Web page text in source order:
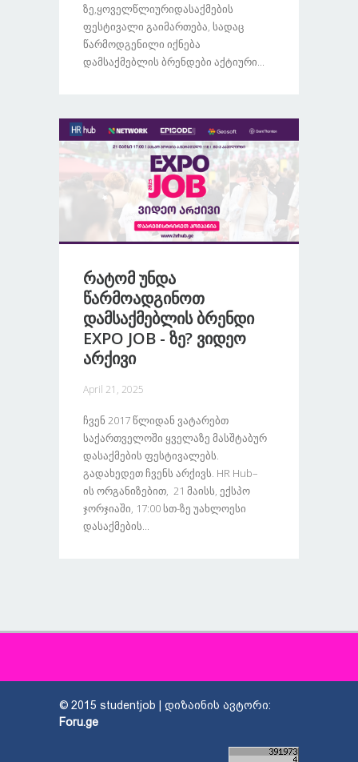
Ზე,ყოველწლიურიდასაქმების
Ფესტივალი Გაიმართება, Სადაც
Წარმოდგენილი Იქნება
Დამსაქმებლის Ბრენდები Აქტიური...
Რატომ Უნდა
Წარმოადგინოთ
Დამსაქმებლის Ბრენდი
EXPO JOB - Ზე? Ვიდეო
Არქივი
April 21, 2025
Ჩვენ 2017 Წლიდან Ვატარებთ
Საქართველოში Ყველაზე Მასშტაბურ
Დასაქმების Ფესტივალებს.
Გადახედეთ Ჩვენს Არქივს. HR Hub–
Ის Ორგანიზებით, 21 Მაისს, Ექსპო
Ჯორჯიაში, 17:00 Სთ-Ზე Უახლოესი
Დასაქმების...
© 2015 studentjob | დიზაინის ავტორი:
Foru.ge